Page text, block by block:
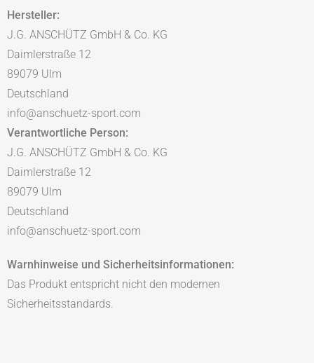
Hersteller:
J.G. ANSCHÜTZ GmbH & Co. KG
Daimlerstraße 12
89079 Ulm
Deutschland
info@anschuetz-sport.com
Verantwortliche Person:
J.G. ANSCHÜTZ GmbH & Co. KG
Daimlerstraße 12
89079 Ulm
Deutschland
info@anschuetz-sport.com
Warnhinweise und Sicherheitsinformationen:
Das Produkt entspricht nicht den modernen
Sicherheitsstandards.